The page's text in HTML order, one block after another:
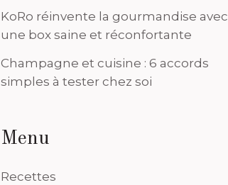
KoRo réinvente la gourmandise avec
une box saine et réconfortante
Champagne et cuisine : 6 accords
simples à tester chez soi
Menu
Recettes